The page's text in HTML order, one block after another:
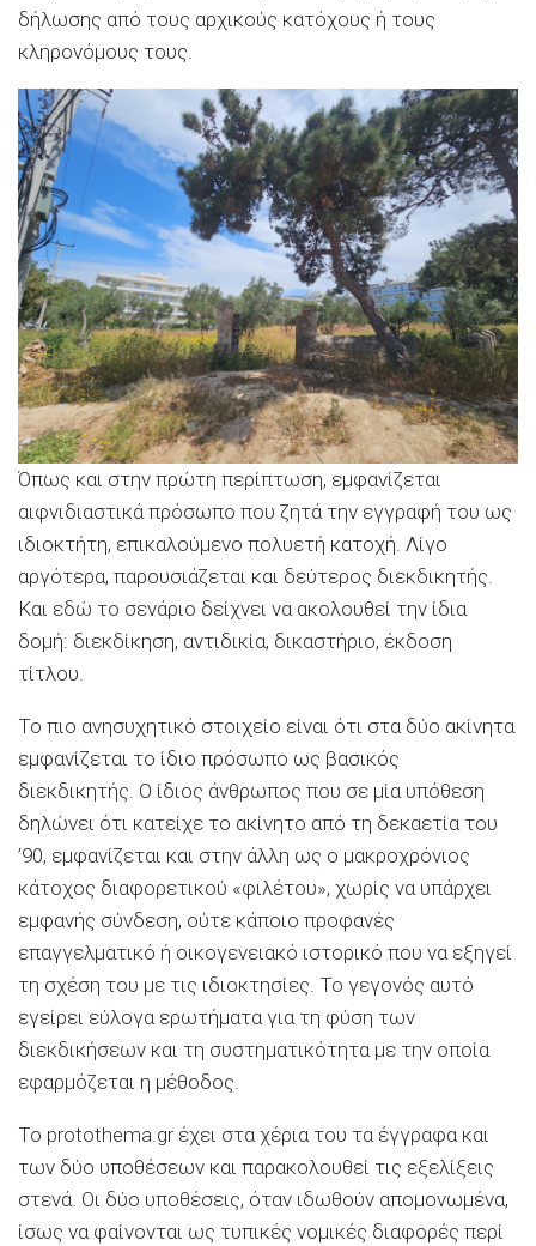
δήλωσης από τους αρχικούς κατόχους ή τους
κληρονόμους τους.
Όπως και στην πρώτη περίπτωση, εμφανίζεται
αιφνιδιαστικά πρόσωπο που ζητά την εγγραφή του ως
ιδιοκτήτη, επικαλούμενο πολυετή κατοχή. Λίγο
αργότερα, παρουσιάζεται και δεύτερος διεκδικητής.
Και εδώ το σενάριο δείχνει να ακολουθεί την ίδια
δομή: διεκδίκηση, αντιδικία, δικαστήριο, έκδοση
τίτλου.
Το πιο ανησυχητικό στοιχείο είναι ότι στα δύο ακίνητα
εμφανίζεται το ίδιο πρόσωπο ως βασικός
διεκδικητής. Ο ίδιος άνθρωπος που σε μία υπόθεση
δηλώνει ότι κατείχε το ακίνητο από τη δεκαετία του
’90, εμφανίζεται και στην άλλη ως ο μακροχρόνιος
κάτοχος διαφορετικού «φιλέτου», χωρίς να υπάρχει
εμφανής σύνδεση, ούτε κάποιο προφανές
επαγγελματικό ή οικογενειακό ιστορικό που να εξηγεί
τη σχέση του με τις ιδιοκτησίες. Το γεγονός αυτό
εγείρει εύλογα ερωτήματα για τη φύση των
διεκδικήσεων και τη συστηματικότητα με την οποία
εφαρμόζεται η μέθοδος.
Το protothema.gr έχει στα χέρια του τα έγγραφα και
των δύο υποθέσεων και παρακολουθεί τις εξελίξεις
στενά. Οι δύο υποθέσεις, όταν ιδωθούν απομονωμένα,
ίσως να φαίνονται ως τυπικές νομικές διαφορές περί